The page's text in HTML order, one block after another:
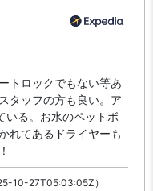
トロックでもない等あ
タッフの方も良い。ア
いる。お水のペットボ
れてあるドライヤーも
10-27T05:03:05Z）